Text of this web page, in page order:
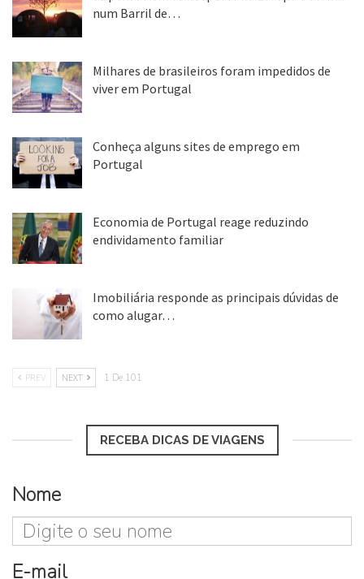
num Barril de…
Milhares de brasileiros foram impedidos de
viver em Portugal
Conheça alguns sites de emprego em
Portugal
Economia de Portugal reage reduzindo
endividamento familiar
Imobiliária responde as principais dúvidas de
como alugar…
PREV NEXT 1 De 101
RECEBA DICAS DE VIAGENS
Nome
E-mail